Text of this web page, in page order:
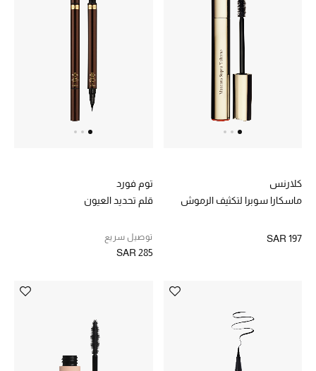
مستلزمات المنزل
عرض جميع المنتجات
ما وصلنا حديثا
غرفة الطعام
الشموع والعطور المنزلية
كلارنس
ماسكارا سوبرا لتكثيف الرموش
SAR 197
توم فورد
قلم تحديد العيون
توصيل سريع
SAR 285